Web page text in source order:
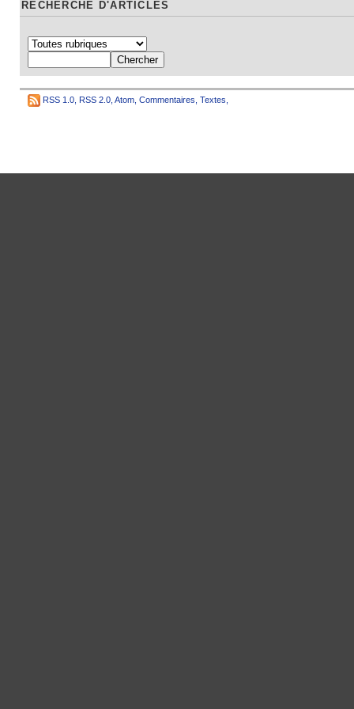
RECHERCHE D'ARTICLES
RSS 1.0 RSS 2.0 Atom Commentaires Textes